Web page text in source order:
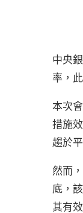
中央
率，
本次
措施
趨於平
然而
底，
其有